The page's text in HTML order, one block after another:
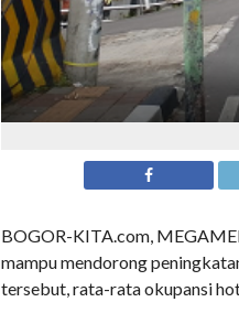
BOGOR-KITA.com,
mampu mendorong
tersebut, rata-rata okupansi